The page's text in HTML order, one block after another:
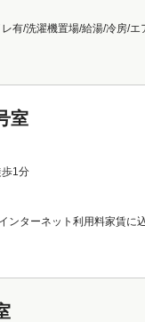
有/洗濯機置場/給湯/冷房/
室
1分
ンターネット利用料家賃に